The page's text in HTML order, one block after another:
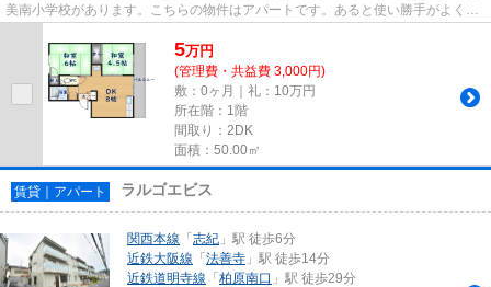
美南小学校があります。こちらの物件はアパートです。あると使い勝手がよく利
便性が高いのが敷地内ごみ置き...
5万円
(管理費・共益費 3,000円)
敷：0ヶ月｜礼：10万円
所在階：1階
間取り：2DK
面積：50.00㎡
賃貸｜アパート ラルゴエビス
関西本線 「志紀 」駅 徒歩6分
近鉄大阪線 「法善寺 」駅 徒歩14分
近鉄道明寺線 「柏原南口 」駅 徒歩29分